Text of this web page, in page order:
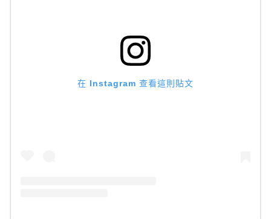
在 Instagram 查看這則貼文